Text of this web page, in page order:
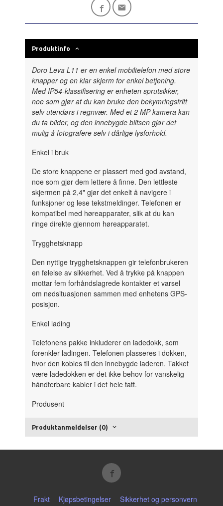
Produktinfo
Doro Leva L11 er en enkel mobiltelefon med store
knapper og en klar skjerm for enkel betjening.
Med IP54-klassifisering er enheten sprutsikker,
noe som gjør at du kan bruke den bekymringsfritt
selv utendørs i regnvær. Med et 2 MP kamera kan
du ta bilder, og den innebygde blitsen gjør det
mulig å fotografere selv i dårlige lysforhold.
Enkel i bruk
De store knappene er plassert med god avstand,
noe som gjør dem lettere å finne. Den lettleste
skjermen på 2,4" gjør det enkelt å navigere i
funksjoner og lese tekstmeldinger. Telefonen er
kompatibel med høreapparater, slik at du kan
ringe direkte gjennom høreapparatet.
Trygghetsknapp
Den nyttige trygghetsknappen gir telefonbrukeren
en følelse av sikkerhet. Ved å trykke på knappen
mottar fem forhåndslagrede kontakter et varsel
om nødsituasjonen sammen med enhetens GPS-
posisjon.
Enkel lading
Telefonens pakke inkluderer en ladedokk, som
forenkler ladingen. Telefonen plasseres i dokken,
hvor den kobles til den innebygde laderen. Takket
være ladedokken er det ikke behov for vanskelig
håndterbare kabler i det hele tatt.
Produsent
Produktanmeldelser (0)
Frakt Kjøpsbetingelser Sikkerhet og personvern